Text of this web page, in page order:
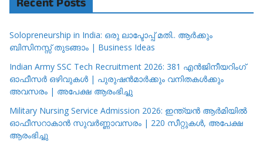
Solopreneurship in India: ഒരു ലാപ്ടോപ്പ് മതി.. ആർക്കും
ബിസിനസ്സ് തുടങ്ങാം | Business Ideas
Indian Army SSC Tech Recruitment 2026: 381 എൻജിനീയറിംഗ്
ഓഫീസർ ഒഴിവുകൾ | പുരുഷൻമാർക്കും വനിതകൾക്കും
അവസരം | അപേക്ഷ ആരംഭിച്ചു
Military Nursing Service Admission 2026: ഇന്ത്യൻ ആർമിയിൽ
ഓഫീസറാകാൻ സുവർണ്ണാവസരം | 220 സീറ്റുകൾ, അപേക്ഷ
ആരംഭിച്ചു